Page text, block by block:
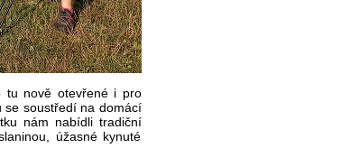
tu nově otevřené i pro
se soustředí na domácí
nám nabídli tradiční
úžasné kynuté